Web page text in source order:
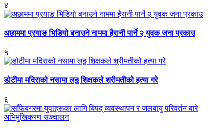
४
अछाममा प्रयाङ भिडियो बनाउने नाममा हैरानी पार्ने २ युवक जना प्रकाउ
५
डोटीमा मदिराको नसामा लठ्ठ शिक्षकले श्रीमतीको हत्या गरे
६